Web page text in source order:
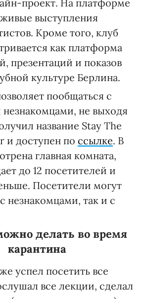
проект. На платформе
выступления
Кроме того, клуб
как платформа
презентаций и показов
культуре Берлина.
пообщаться с
не выходя
название Stay The
и доступен по ссылке. В
главная комната,
до 12 посетителей и
Посетители могут
незнакомцами, так и с
делать во время
карантина
успел посетить все
все лекции, сделал